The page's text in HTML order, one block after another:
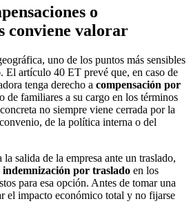
o
conviene valorar
uno de los puntos más sensibles
El artículo 40 ET prevé que, en caso de
tenga derecho a compensación por
de familiares a su cargo en los términos
no siempre viene cerrada por la
de la política interna o del
salida de la empresa ante un traslado,
indemnización por traslado en los
para esa opción. Antes de tomar una
el impacto económico total y no fijarse